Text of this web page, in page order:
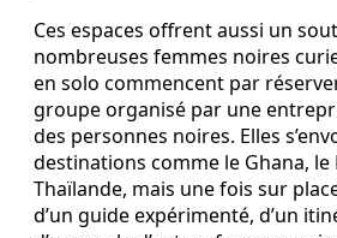
Ces espaces offrent aussi un
nombreuses femmes noires
en solo commencent par
groupe organisé par une
des personnes noires. Elles
destinations comme le Ghana, le
Thaïlande, mais une fois sur
d’un guide expérimenté, d’un